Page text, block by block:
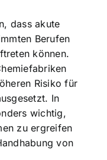
dass akute
Berufen
können.
Risiko für
In
wichtig,
zu ergreifen
von